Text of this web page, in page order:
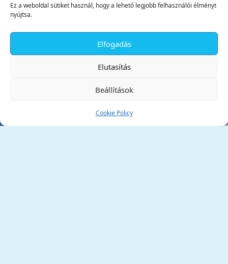
Ez a weboldal sütiket használ, hogy a lehető legjobb felhasználói élményt
nyújtsa.
Elfogadás
Elutasítás
Beállítások
Cookie Policy
Tata Város Önkormányzata
✕